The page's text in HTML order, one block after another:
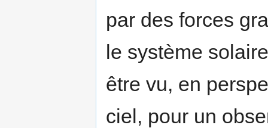
par des forces
le système
être vu, en
ciel, pour un